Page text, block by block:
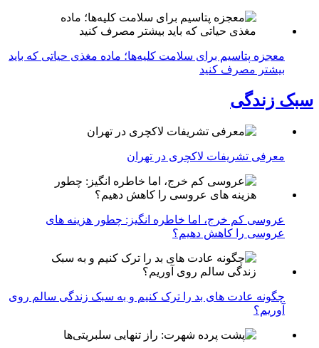
معجزه پتاسیم برای سلامت کلیه‌ها؛ ماده مغذی حیاتی که باید
بیشتر مصرف کنید
سبک زندگی
معرفی تشریفات لاکچری در تهران
عروسی کم خرج، اما خاطره انگیز: چطور هزینه های
عروسی را کاهش دهیم؟
چگونه عادت‌ های بد را ترک کنیم و به سبک زندگی سالم روی
آوریم؟